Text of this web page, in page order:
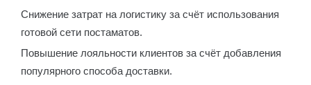
Снижение затрат на логистику за счёт использования
готовой сети постаматов.
Повышение лояльности клиентов за счёт добавления
популярного способа доставки.